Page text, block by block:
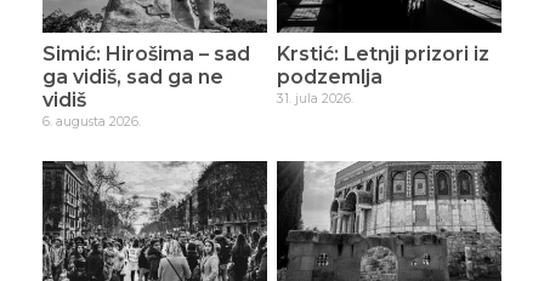
Simić: Hirošima – sad
ga vidiš, sad ga ne
vidiš
6. augusta 2026.
Krstić: Letnji prizori iz
podzemlja
31. jula 2026.